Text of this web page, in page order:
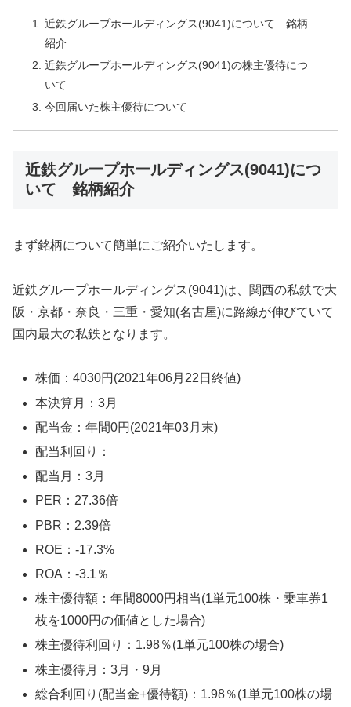
近鉄グループホールディングス(9041)について 銘柄
紹介
近鉄グループホールディングス(9041)の株主優待につ
いて
今回届いた株主優待について
近鉄グループホールディングス(9041)につ
いて 銘柄紹介
まず銘柄について簡単にご紹介いたします。
近鉄グループホールディングス(9041)は、関西の私鉄で大
阪・京都・奈良・三重・愛知(名古屋)に路線が伸びていて
国内最大の私鉄となります。
株価：4030円(2021年06月22日終値)
本決算月：3月
配当金：年間0円(2021年03月末)
配当利回り：
配当月：3月
PER：27.36倍
PBR：2.39倍
ROE：-17.3%
ROA：-3.1％
株主優待額：年間8000円相当(1単元100株・乗車券1
枚を1000円の価値とした場合)
株主優待利回り：1.98％(1単元100株の場合)
株主優待月：3月・9月
総合利回り(配当金+優待額)：1.98％(1単元100株の場